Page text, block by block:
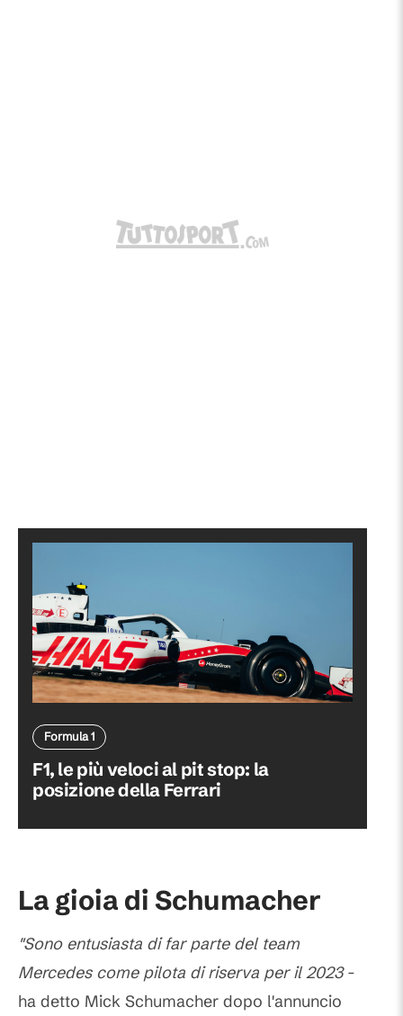
Formula 1
F1, le più veloci al pit stop: la
posizione della Ferrari
La gioia di Schumacher
"Sono entusiasta di far parte del team
Mercedes come pilota di riserva per il 2023-
ha detto Mick Schumacher dopo l'annuncio